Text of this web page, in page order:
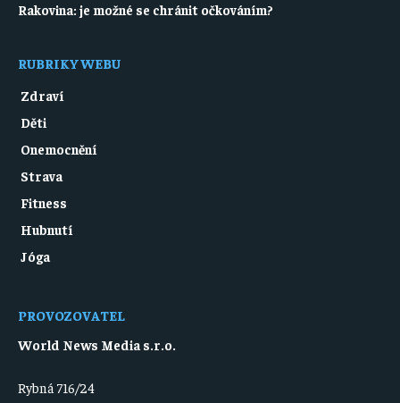
Rakovina: je možné se chránit očkováním?
RUBRIKY WEBU
Zdraví
Děti
Onemocnění
Strava
Fitness
Hubnutí
Jóga
PROVOZOVATEL
World News Media s.r.o.
Rybná 716/24